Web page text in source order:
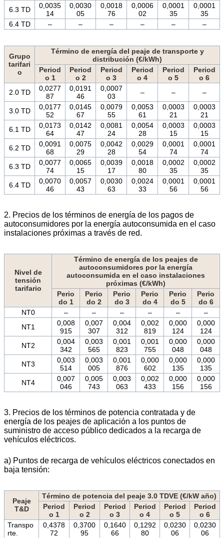
6.3 TD
0,0035
14
0,0030
05
0,0018
76
0,0006
02
0,0001
35
0,0001
35
6.4 TD
– – – – – –
Grupo
tarifari
o
Término de energía del peaje de transporte y
distribución (€/kWh)
Period
o 1
Period
o 2
Period
o 3
Period
o 4
Period
o 5
Period
o 6
2.0 TD
0,0277
87
0,0191
46
0,0007
03
– – –
3.0 TD
0,0177
52
0,0145
67
0,0079
55
0,0053
61
0,0003
21
0,0003
21
6.1 TD
0,0173
64
0,0142
47
0,0081
24
0,0054
28
0,0003
15
0,0003
15
6.2 TD
0,0091
68
0,0075
29
0,0042
28
0,0029
54
0,0001
74
0,0001
74
6.3 TD
0,0077
74
0,0065
15
0,0039
17
0,0018
80
0,0002
35
0,0002
35
6.4 TD
0,0070
46
0,0057
43
0,0030
63
0,0024
33
0,0001
56
0,0001
56
2. Precios de los términos de energía de los pagos de
autoconsumidores por la energía autoconsumida en el caso
instalaciones próximas a través de red.
Nivel de
tensión
tarifario
Término de energía de los peajes de
autoconsumidores por la energía
autoconsumida en el caso instalaciones
próximas (€/kWh)
Perio
do 1
Perio
do 2
Perio
do 3
Perio
do 4
Perio
do 5
Perio
do 6
NT0
– – – – –
–
NT1
0,008
915
0,007
307
0,004
312
0,002
819
0,000
124
0,000
124
NT2
0,004
342
0,003
565
0,001
823
0,001
755
0,000
048
0,000
048
NT3
0,003
514
0,003
005
0,001
876
0,000
602
0,000
135
0,000
135
NT4
0,007
046
0,005
743
0,003
063
0,002
433
0,000
156
0,000
156
3. Precios de los términos de potencia contratada y de
energía de los peajes de aplicación a los puntos de
suministro de acceso público dedicados a la recarga de
vehículos eléctricos.
a) Puntos de recarga de vehículos eléctricos conectados en
baja tensión:
Peaje
T&D
Término de potencia del peaje 3.0 TDVE (€/kW año)
Period
o 1
Period
o 2
Period
o 3
Period
o 4
Period
o 5
Period
o 6
Transpo
rte.
0,4378
72
0,3700
95
0,1640
66
0,1292
80
0,0230
06
0,0230
06